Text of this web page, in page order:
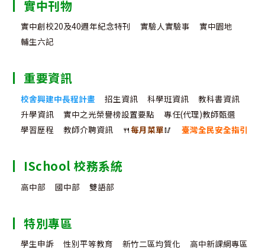
實中刊物
實中創校20及40週年紀念特刊 實驗人實驗事
實中園地
輔生六記
重要資訊
校舍興建中長程計畫 招生資訊 科學班資訊
教科書資訊
升學資訊
實中之光榮譽榜設置要點
專任(代理)教師甄選
學習歷程
教師介聘資訊 🍴每月菜單🥢 臺灣全民安全指引
ISchool 校務系統
高中部 國中部 雙語部
特別專區
學生申訴 性別平等教育 新竹二區均質化
高中新課綱專區